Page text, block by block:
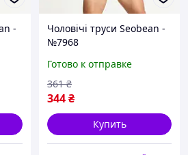
-
Чоловічі труси Seobean -
№7968
Готово к отправке
344₴
361 ₴
Купить